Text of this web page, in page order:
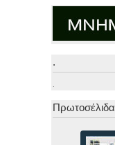
.
Πρωτοσέλιδα